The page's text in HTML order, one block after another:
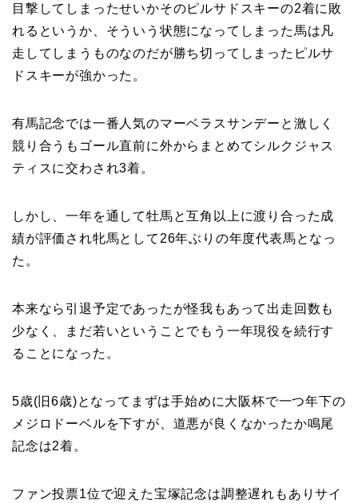
目撃してしまったせいかそのピルサドスキーの2着に敗
れるというか、そういう状態になってしまった馬は凡
走してしまうものなのだが勝ち切ってしまったピルサ
ドスキーが強かった。
有馬記念では一番人気のマーベラスサンデーと激しく
競り合うもゴール直前に外からまとめてシルクジャス
ティスに交わされ3着。
しかし、一年を通して牡馬と互角以上に渡り合った成
績が評価され牝馬として26年ぶりの年度代表馬となっ
た。
本来なら引退予定であったが怪我もあって出走回数も
少なく、まだ若いということでもう一年現役を続行す
ることになった。
5歳(旧6歳)となってまずは手始めに大阪杯で一つ年下の
メジロドーベルを下すが、道悪が良くなかったか鳴尾
記念は2着。
ファン投票1位で迎えた宝塚記念は調整遅れもありサイ